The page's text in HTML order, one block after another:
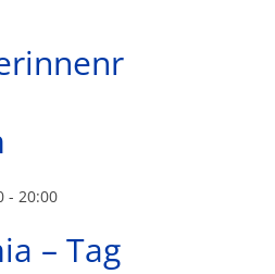
- 20:00
– Tag